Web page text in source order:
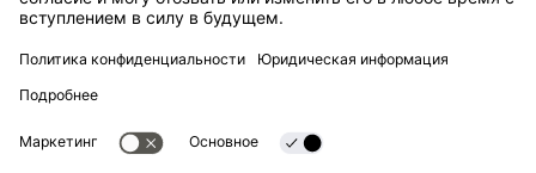
Ответы на вопросы
Kikkoman — зарегистрированная торговая марка Kikkoman
© Kikkoman Trading Europe GmbH 2023 – 2026